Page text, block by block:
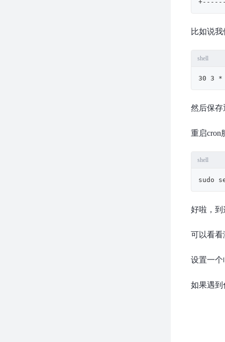
比如说
shell
30 3 *
然后保存
重启cron
shell
sudo
好啦，到
可以看
设置一个
如果遇到